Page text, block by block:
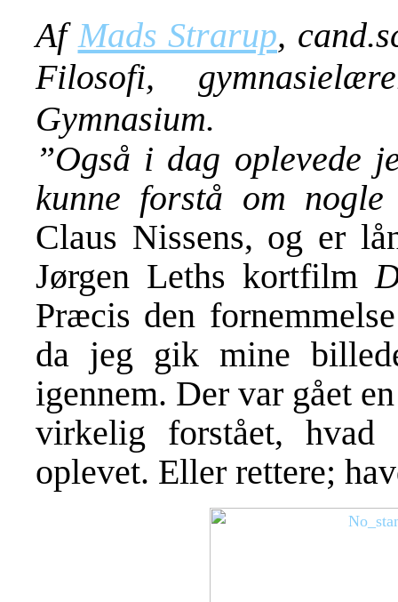
AfMads Strarup,
Filosofi,
Gymnasium.
”Også i dag oplevede
kunne forstå om nogle
Claus Nissens, og er
Jørgen Leths kortfilm
Præcis den
da jeg gik mine
igennem. Der var gået
virkelig forstået,
oplevet. Eller rettere;